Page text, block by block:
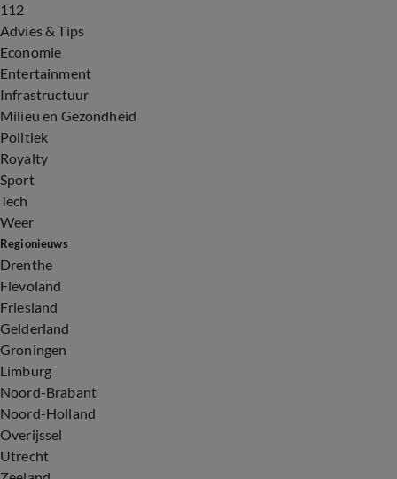
112
Advies & Tips
Economie
Entertainment
Infrastructuur
Milieu en Gezondheid
Politiek
Royalty
Sport
Tech
Weer
Regionieuws
Drenthe
Flevoland
Friesland
Gelderland
Groningen
Limburg
Noord-Brabant
Noord-Holland
Overijssel
Utrecht